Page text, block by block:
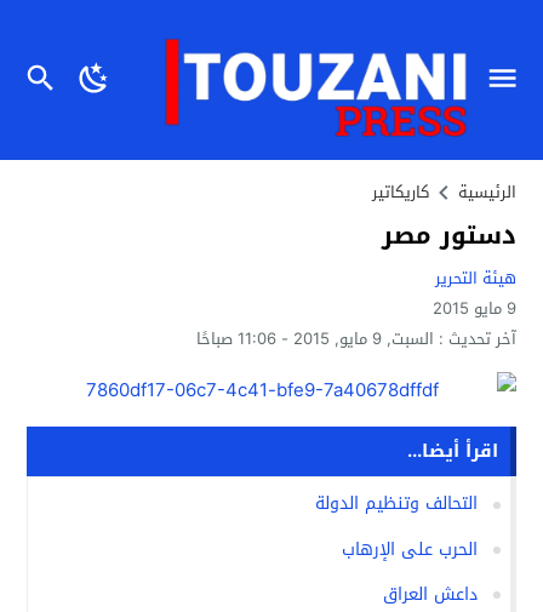
الرئيسية كاريكاتير
دستور مصر
هيئة التحرير
9 مايو 2015
آخر تحديث : السبت, 9 مايو, 2015 - 11:06 صباحًا
اقرأ أيضا...
التحالف وتنظيم الدولة
الحرب على الإرهاب
داعش العراق